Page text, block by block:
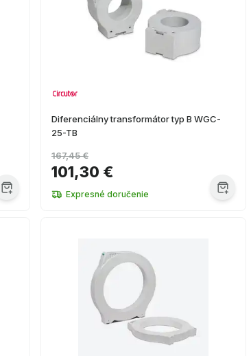
Diferenciálny transformátor typ B WGC-
25-TB
101,30 €
167,45 €
Expresné doručenie